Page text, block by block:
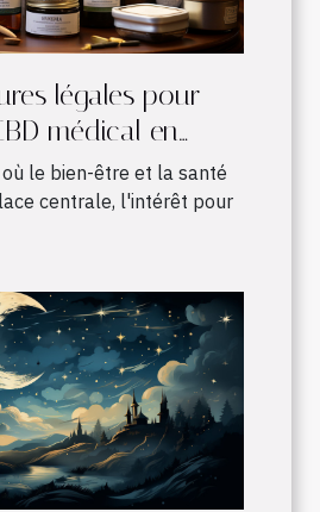
légales pour
médical en
le bien-être et la santé
centrale, l'intérêt pour